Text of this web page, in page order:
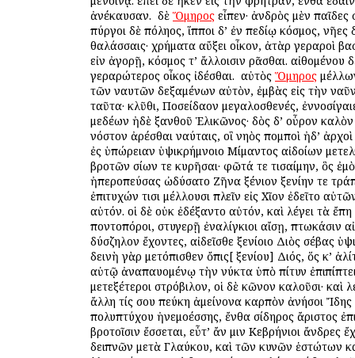
ἀνέκαυσαν. ὁ δὲ Ὅμηρος εἶπεν· ἀνδρὸς μὲν
πύργοι δὲ πόληος, ἵπποι δ’ ἐν πεδίῳ κόσμος, νῆες
θαλάσσαις· χρήματα αὔξει οἶκον, ἀτὰρ γεραροὶ
εἰν ἀγορῇ, κόσμος τ’ ἄλλοισιν ὁρᾶσθαι. αἰθομένου
γεραρώτερος οἶκος ἰδέσθαι. ὁ αὐτὸς Ὅμηρος
τῶν ναυτῶν δεξαμένων αὐτὸν, ἐμβὰς εἰς τὴν
ταῦτα· κλῦθι, Ποσείδαον μεγαλοσθενές,
μεδέων ἠδὲ ξανθοῦ Ἑλικῶνος· δὸς δ’ οὖρον
νόστον ἀρέσθαι ναύταις, οἳ νηὸς πομποὶ ἠδ’ ἀρχοὶ
ἐς ὑπώρειαν ὑψικρήμνοιο Μίμαντος αἰδοίων
βροτῶν ὁσίων τε κυρῆσαι· φῶτά τε τισαίμην, ὃς
ἠπεροπεύσας ὠδύσατο Ζῆνα ξένιον ξενίην τε
ἐπιτυχών τισι μέλλουσι πλεῖν εἰς Χῖον ἐδεῖτο
αὐτόν. οἱ δὲ οὐκ ἐδέξαντο αὐτόν, καὶ λέγει τὰ ἔπη
ποντοπόροι, στυγερῇ ἐναλίγκιοι αἴσῃ, πτωκάσιν
δύσζηλον ἔχοντες, αἰδεῖσθε ξενίοιο Διὸς σέβας
δεινὴ γὰρ μετόπισθεν ὄπις[ ξενίου] Διός, ὅς κ’
αὐτῷ ἀναπαυομένῳ τὴν νύκτα ὑπὸ πίτυν
μετεξέτεροι στρόβιλον, οἱ δὲ κῶνον καλοῦσι· καὶ
ἄλλη τίς σου πεύκη ἀμείνονα καρπὸν ἀνήσοι
πολυπτύχου ἠνεμοέσσης, ἔνθα σίδηρος ἄριστος
βροτοῖσιν ἔσσεται, εὖτ’ ἄν μιν Κεβρήνιοι ἄνδρες
δειπνῶν μετὰ Γλαύκου, καὶ τῶν κυνῶν ἑστώτων